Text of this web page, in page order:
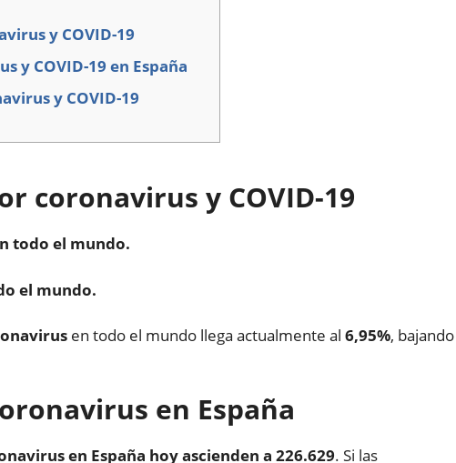
y COVID-19
y COVID-19 en España
y COVID-19
coronavirus y COVID-19
todo el mundo.
el mundo.
en todo el mundo llega actualmente al 6,95%, bajando
en España
en España hoy ascienden a 226.629. Si las